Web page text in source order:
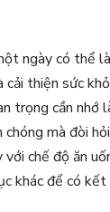
ngày có thể
cải thiện sức
trọng cần nhớ
chóng mà đòi
chế độ ăn
khác để có